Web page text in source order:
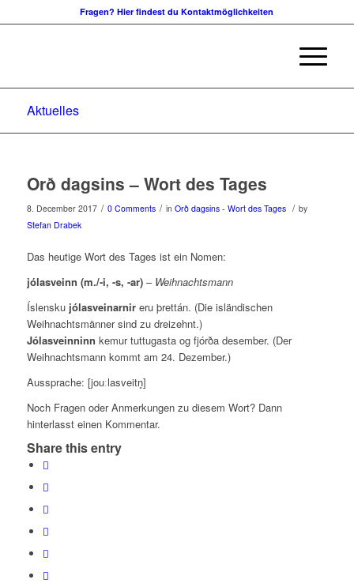
Fragen? Hier findest du Kontaktmöglichkeiten
Aktuelles
Orð dagsins – Wort des Tages
8. December 2017 / 0 Comments / in Orð dagsins - Wort des Tages / by
Stefan Drabek
Das heutige Wort des Tages ist ein Nomen:
jólasveinn (m./-i, -s, -ar) –Weihnachtsmann
Íslensku jólasveinarnireru þrettán. (Die isländischen
Weihnachtsmänner sind zu dreizehnt.)
Jólasveinninn kemur tuttugasta og fjórða desember. (Der
Weihnachtsmann kommt am 24. Dezember.)
Aussprache: [jouːlasveitn̥]
Noch Fragen oder Anmerkungen zu diesem Wort? Dann
hinterlasst einen Kommentar.
Share this entry